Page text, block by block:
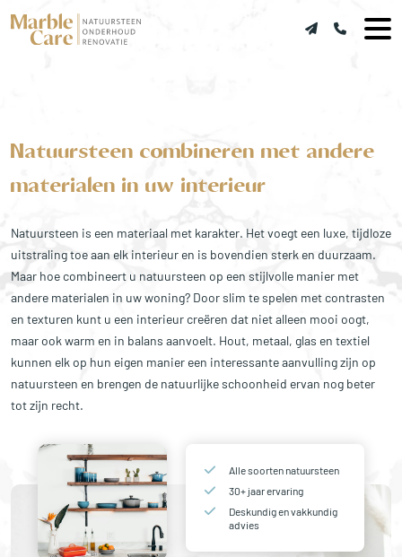
Natuursteen combineren met andere
materialen in uw interieur
Natuursteen is een materiaal met karakter. Het voegt een luxe, tijdloze
uitstraling toe aan elk interieur en is bovendien sterk en duurzaam.
Maar hoe combineert u natuursteen op een stijlvolle manier met
andere materialen in uw woning? Door slim te spelen met contrasten
en texturen kunt u een interieur creëren dat niet alleen mooi oogt,
maar ook warm en in balans aanvoelt. Hout, metaal, glas en textiel
kunnen elk op hun eigen manier een interessante aanvulling zijn op
natuursteen en brengen de natuurlijke schoonheid ervan nog beter
tot zijn recht.
Alle soorten natuursteen
30+ jaar ervaring
Deskundig en vakkundig
advies